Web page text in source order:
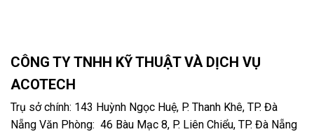
CÔNG TY TNHH KỸ THUẬT VÀ DỊCH VỤ
ACOTECH
Trụ sở chính: 143 Huỳnh Ngọc Huệ, P. Thanh Khê, TP. Đà
Nẵng Văn Phòng: 46 Bàu Mạc 8, P. Liên Chiểu, TP. Đà Nẵng